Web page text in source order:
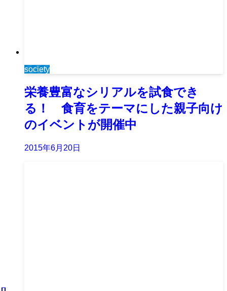
society
栄養豊富なシリアルを試食でき
る！ 食育をテーマにした親子向け
のイベントが開催中
2015年6月20日